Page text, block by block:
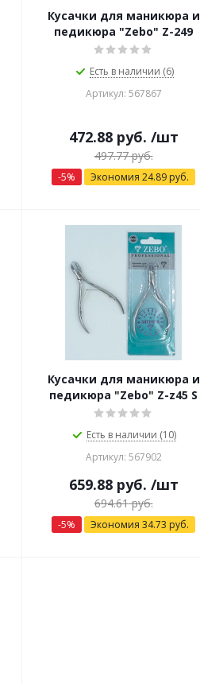
Кусачки для маникюра и
педикюра "Zebo" Z-249
Есть в наличии (6)
Артикул: 567867
472.88руб. /шт
497.77руб.
-5% Экономия 24.89 руб.
Кусачки для маникюра и
педикюра "Zebo" Z-z45 S
Есть в наличии (10)
Артикул: 567902
659.88руб. /шт
694.61руб.
-5% Экономия 34.73 руб.